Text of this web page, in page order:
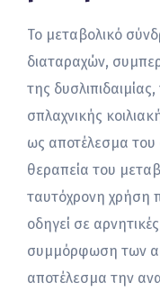
Το μεταβολικό
διαταραχών,
της
σπλαχνικής
ως αποτέλεσμα
θεραπεία του
ταυτόχρονη χρήση
οδηγεί σε
συμμόρφωση των
αποτέλεσμα την